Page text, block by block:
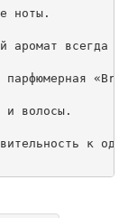
ноты.
аромат
парфюмерная
и волосы.
к